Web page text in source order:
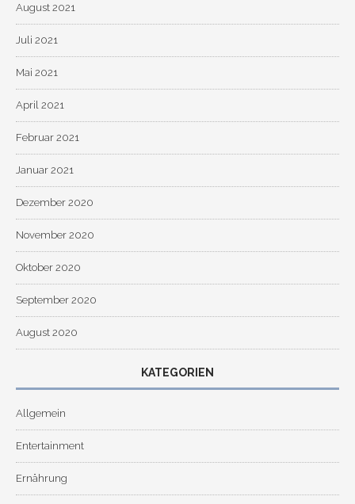
August 2021
Juli 2021
Mai 2021
April 2021
Februar 2021
Januar 2021
Dezember 2020
November 2020
Oktober 2020
September 2020
August 2020
KATEGORIEN
Allgemein
Entertainment
Ernährung